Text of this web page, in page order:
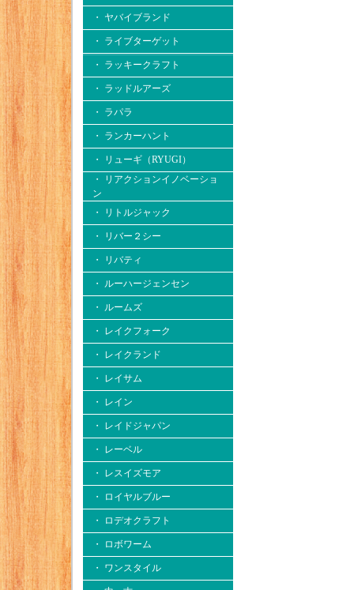
・ ヤバイブランド
・ ライブターゲット
・ ラッキークラフト
・ ラッドルアーズ
・ ラパラ
・ ランカーハント
・ リューギ（RYUGI）
・ リアクションイノベーショ
ン
・ リトルジャック
・ リバー２シー
・ リバティ
・ ルーハージェンセン
・ ルームズ
・ レイクフォーク
・ レイクランド
・ レイサム
・ レイン
・ レイドジャパン
・ レーベル
・ レスイズモア
・ ロイヤルブルー
・ ロデオクラフト
・ ロボワーム
・ ワンスタイル